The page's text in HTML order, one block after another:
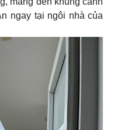
ngay tại ngôi nhà của